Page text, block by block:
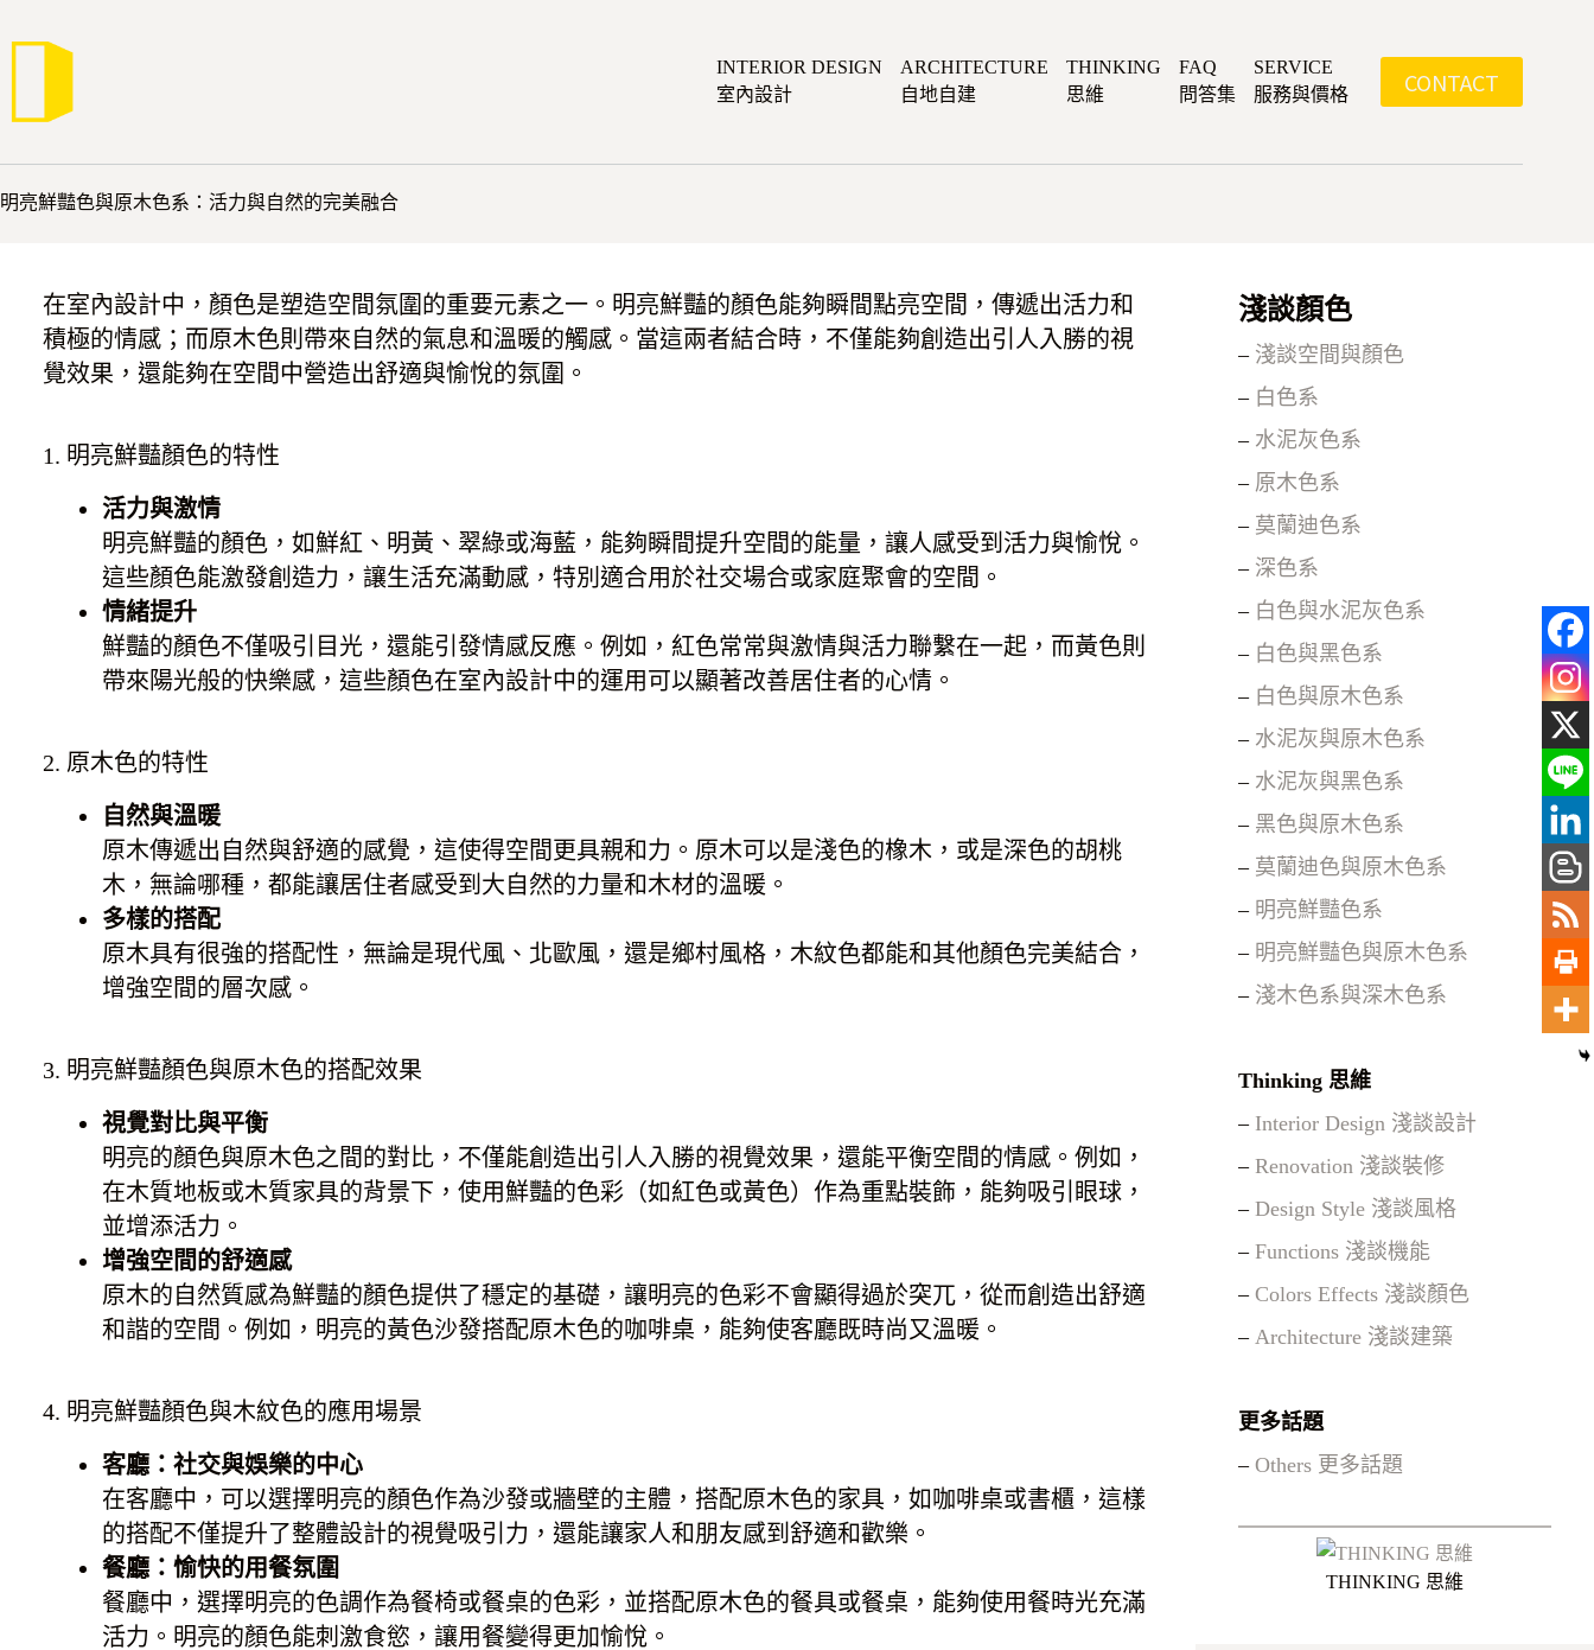
至
內
INTERIOR DESIGN
室內設計
ARCHITECTURE
自地自建
THINKING
思維
FAQ
問答集
SERVICE
服務與價格
CONTACT
明亮鮮豔色與原木色系：活力與自然的完美融合
在室內設計中，顏色是塑造空間氛圍的重要元素之一。明亮鮮豔的顏色能夠瞬間點亮空間，傳遞出活力和
積極的情感；而原木色則帶來自然的氣息和溫暖的觸感。當這兩者結合時，不僅能夠創造出引人入勝的視
覺效果，還能夠在空間中營造出舒適與愉悅的氛圍。
1. 明亮鮮豔顏色的特性
活力與激情
明亮鮮豔的顏色，如鮮紅、明黃、翠綠或海藍，能夠瞬間提升空間的能量，讓人感受到活力與愉悅。
這些顏色能激發創造力，讓生活充滿動感，特別適合用於社交場合或家庭聚會的空間。
情緒提升
鮮豔的顏色不僅吸引目光，還能引發情感反應。例如，紅色常常與激情與活力聯繫在一起，而黃色則
帶來陽光般的快樂感，這些顏色在室內設計中的運用可以顯著改善居住者的心情。
2. 原木色的特性
自然與溫暖
原木傳遞出自然與舒適的感覺，這使得空間更具親和力。原木可以是淺色的橡木，或是深色的胡桃
木，無論哪種，都能讓居住者感受到大自然的力量和木材的溫暖。
多樣的搭配
原木具有很強的搭配性，無論是現代風、北歐風，還是鄉村風格，木紋色都能和其他顏色完美結合，
增強空間的層次感。
3. 明亮鮮豔顏色與原木色的搭配效果
視覺對比與平衡
明亮的顏色與原木色之間的對比，不僅能創造出引人入勝的視覺效果，還能平衡空間的情感。例如，
在木質地板或木質家具的背景下，使用鮮豔的色彩（如紅色或黃色）作為重點裝飾，能夠吸引眼球，
並增添活力。
增強空間的舒適感
原木的自然質感為鮮豔的顏色提供了穩定的基礎，讓明亮的色彩不會顯得過於突兀，從而創造出舒適
和諧的空間。例如，明亮的黃色沙發搭配原木色的咖啡桌，能夠使客廳既時尚又溫暖。
4. 明亮鮮豔顏色與木紋色的應用場景
客廳：社交與娛樂的中心
在客廳中，可以選擇明亮的顏色作為沙發或牆壁的主體，搭配原木色的家具，如咖啡桌或書櫃，這樣
的搭配不僅提升了整體設計的視覺吸引力，還能讓家人和朋友感到舒適和歡樂。
餐廳：愉快的用餐氛圍
餐廳中，選擇明亮的色調作為餐椅或餐桌的色彩，並搭配原木色的餐具或餐桌，能夠使用餐時光充滿
活力。明亮的顏色能刺激食慾，讓用餐變得更加愉悅。
淺談顏色
– 淺談空間與顏色
– 白色系
– 水泥灰色系
– 原木色系
– 莫蘭迪色系
– 深色系
– 白色與水泥灰色系
– 白色與黑色系
– 白色與原木色系
– 水泥灰與原木色系
– 水泥灰與黑色系
– 黑色與原木色系
– 莫蘭迪色與原木色系
– 明亮鮮豔色系
– 明亮鮮豔色與原木色系
– 淺木色系與深木色系
Thinking 思維
– Interior Design 淺談設計
– Renovation 淺談裝修
– Design Style 淺談風格
– Functions 淺談機能
– Colors Effects 淺談顏色
– Architecture 淺談建築
更多話題
– Others 更多話題
THINKING 思維